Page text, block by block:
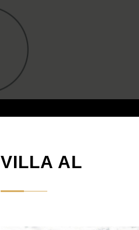
VILLA AL